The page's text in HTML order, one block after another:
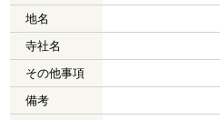
地名
寺社名
その他事項
備考